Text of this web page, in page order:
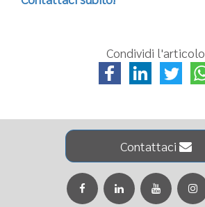
Condividi l'articolo
Contattaci